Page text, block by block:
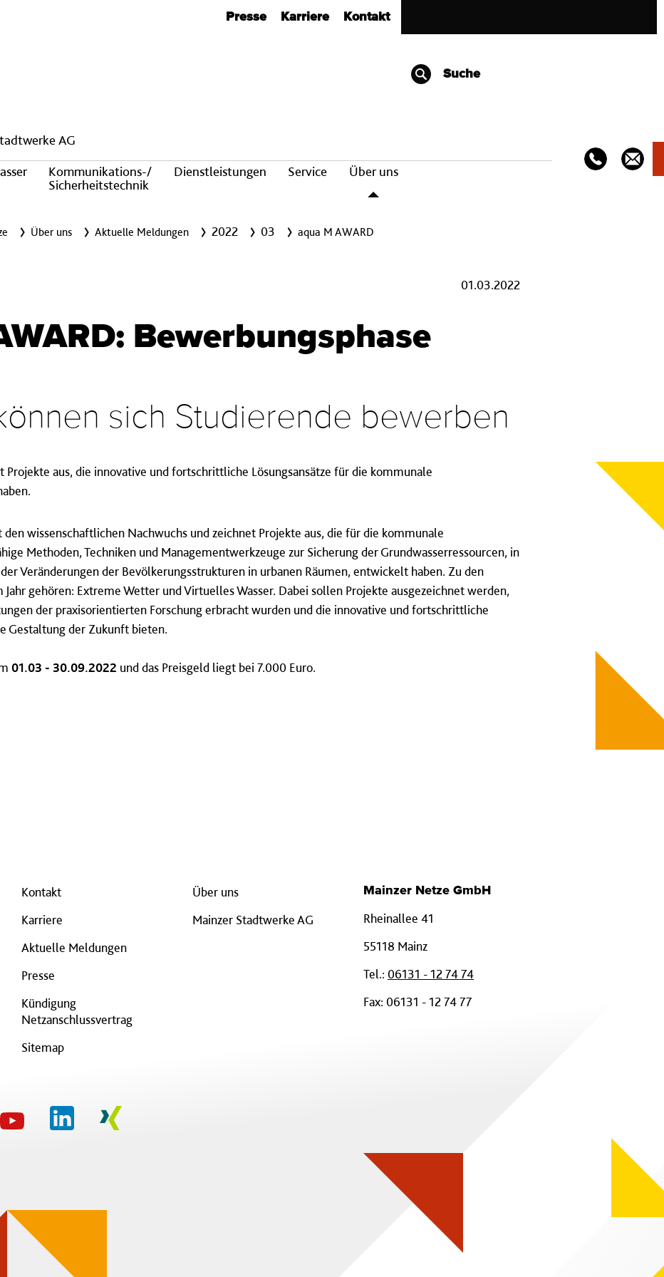
Presse Karriere Kontakt
Suche
Kommunikations-/
Sicherheitstechnik
Dienstleistungen Service Über uns
AG
Über uns Aktuelle Meldungen 2022 03 aqua M AWARD
01.03.2022
Bewerbungsphase
sich Studierende bewerben
Projekte aus, die innovative und fortschrittliche Lösungsansätze für die kommunale
wissenschaftlichen Nachwuchs und zeichnet Projekte aus, die für die kommunale
Methoden, Techniken und Managementwerkzeuge zur Sicherung der Grundwasserressourcen, in
Veränderungen der Bevölkerungsstrukturen in urbanen Räumen, entwickelt haben. Zu den
gehören: Extreme Wetter und Virtuelles Wasser. Dabei sollen Projekte ausgezeichnet werden,
der praxisorientierten Forschung erbracht wurden und die innovative und fortschrittliche
Gestaltung der Zukunft bieten.
01.03 - 30.09.2022 und das Preisgeld liegt bei 7.000 Euro.
Kontakt
Karriere
Aktuelle Meldungen
Presse
Kündigung
Netzanschlussvertrag
Sitemap
Über uns
Mainzer Stadtwerke AG
Mainzer Netze GmbH
Rheinallee 41
55118 Mainz
Tel.: 06131 - 12 74 74
Fax: 06131 - 12 74 77